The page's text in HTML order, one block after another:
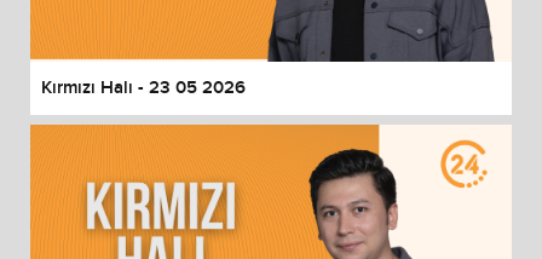
Kırmızı Halı - 23 05 2026